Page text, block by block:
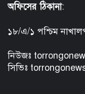
অফিসের ঠিকানা:
১৮/এ/১ পশ্চিম
নিউজঃ
সিভিঃ